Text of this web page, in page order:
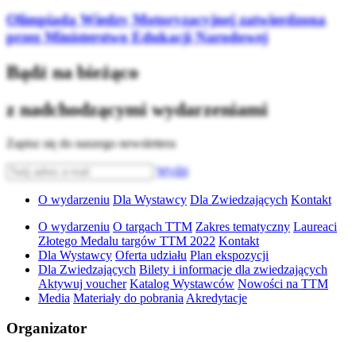
Olimpiada Wiedzy Motoryzacyjnej zatwierdzona
przez Ministerstwo Edukacji Narodowej
Bądź na bieżąco
z nadchodzącymi wydarzeniami
Zapisz się do naszego newslettera
Wyślij
O wydarzeniu Dla Wystawcy Dla Zwiedzających Kontakt
O wydarzeniu O targach TTM Zakres tematyczny Laureaci
Złotego Medalu targów TTM 2022 Kontakt
Dla Wystawcy Oferta udziału Plan ekspozycji
Dla Zwiedzających Bilety i informacje dla zwiedzających
Aktywuj voucher Katalog Wystawców Nowości na TTM
Media Materiały do pobrania Akredytacje
Organizator